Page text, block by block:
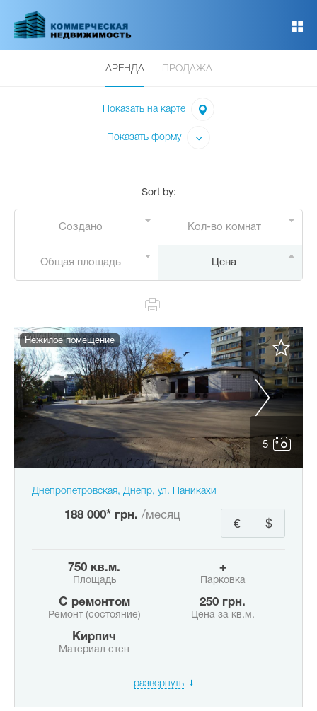
основному
АРЕНДА ПРОДАЖА
Показать на карте
Показать форму
Sort by:
Создано Кол-во комнат
Общая площадь Цена
5
Нежилое помещение
Днепропетровская, Днепр, ул. Паникахи
188 000* грн. /месяц
$
€
750 кв.м.
Площадь
+
Парковка
с ремонтом
Ремонт (состояние)
250 грн.
Цена за кв.м.
Кирпич
Материал стен
развернуть